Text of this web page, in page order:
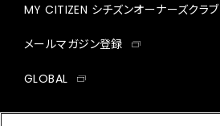
MY CITIZEN シチズンオーナーズクラブ
メールマガジン登録
GLOBAL